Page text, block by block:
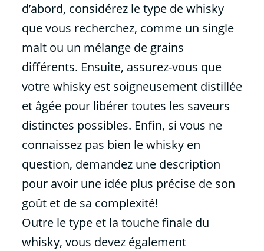
d’abord, considérez le type de whisky
que vous recherchez, comme un single
malt ou un mélange de grains
différents. Ensuite, assurez-vous que
votre whisky est soigneusement distillée
et âgée pour libérer toutes les saveurs
distinctes possibles. Enfin, si vous ne
connaissez pas bien le whisky en
question, demandez une description
pour avoir une idée plus précise de son
goût et de sa complexité!
Outre le type et la touche finale du
whisky, vous devez également